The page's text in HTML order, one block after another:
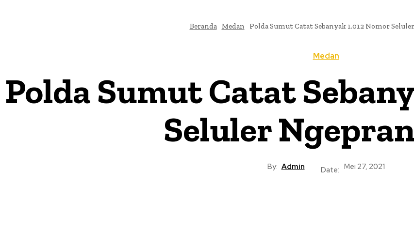
Beranda Medan Polda Sumut Catat Sebanyak 1.012 Nomor
Medan
Polda Sumut Catat
Seluler
By: Admin Date: Mei 27, 2021